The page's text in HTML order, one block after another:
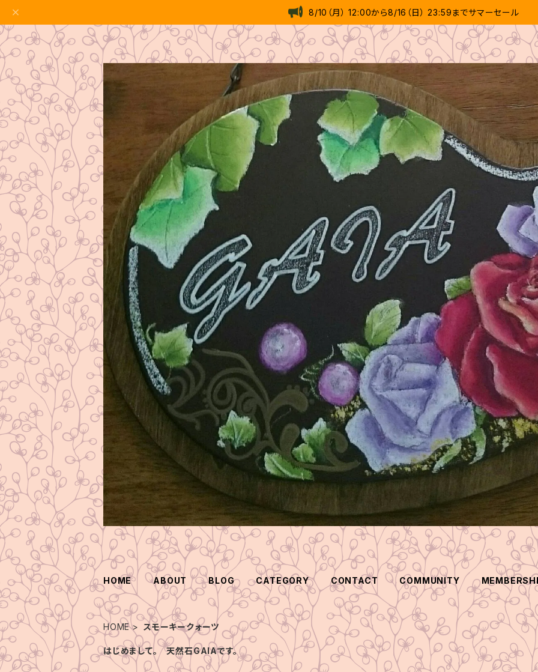
8/10（月） 12:00から8/16（日） 23:59までサマーセール
HOME ABOUT BLOG CATEGORY CONTACT COMMUNITY
HOME スモーキークォーツ
はじめまして。 天然石GAIAです。